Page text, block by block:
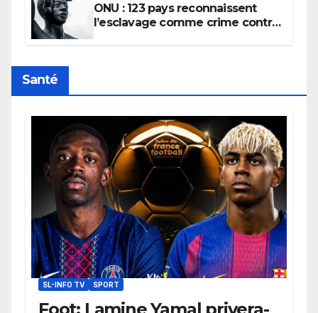
ONU : 123 pays reconnaissent
l’esclavage comme crime contre
Santé
SL-INFO TV SPORT